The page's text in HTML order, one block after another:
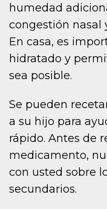
humedad
congestión nasal
En casa, es
hidratado y
sea posible.
Se pueden
a su hijo para
rápido. Antes de
medicamento,
con usted sobre
secundarios.